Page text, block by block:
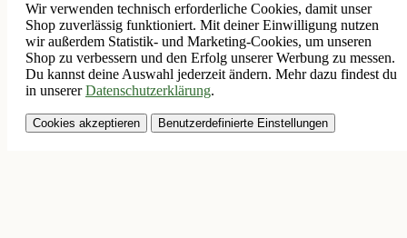
Wir verwenden technisch erforderliche Cookies, damit unser
Shop zuverlässig funktioniert. Mit deiner Einwilligung nutzen
wir außerdem Statistik- und Marketing-Cookies, um unseren
Shop zu verbessern und den Erfolg unserer Werbung zu messen.
Du kannst deine Auswahl jederzeit ändern. Mehr dazu findest du
in unsererDatenschutzerklärung.
Cookies akzeptieren Benutzerdefinierte Einstellungen